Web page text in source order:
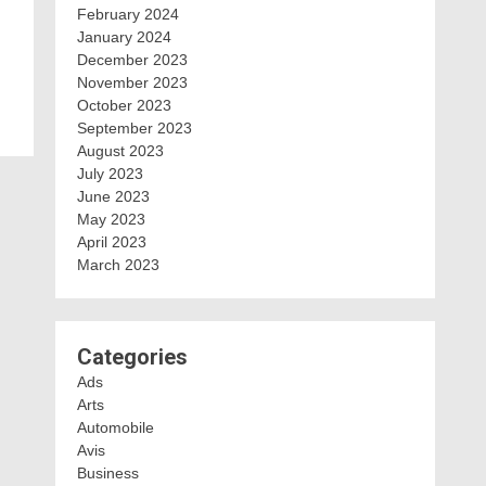
February 2024
January 2024
December 2023
November 2023
October 2023
September 2023
August 2023
July 2023
June 2023
May 2023
April 2023
March 2023
Categories
Ads
Arts
Automobile
Avis
Business